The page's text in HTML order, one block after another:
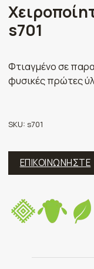
s701
Φτιαγμένο σε
φυσικές πρώτες
SKU:s701
ΕΠΙΚΟΙΝΩΝΗΣΤΕ